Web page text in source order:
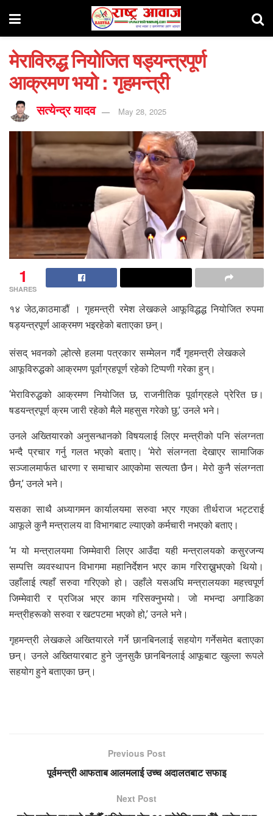
मेराविरुद्ध नियोजित षड्यन्त्रपूर्ण
आक्रमण भयो : गृहमन्त्री
सत्येन्द्र यादव May 28, 2025
1
SHARES
१४ जेठ,काठमाडौं । गृहमन्त्री रमेश लेखकले आफूविद्धद्ध नियोजित रुपमा
षड्यन्त्रपूर्ण आक्रमण भइरहेको बताएका छन्।
संसद् भवनको ल्होत्से हलमा पत्रकार सम्मेलन गर्दै गृहमन्त्री लेखकले
आफूविरुद्धको आक्रमण पूर्वाग्रहपूर्ण रहेको टिप्पणी गरेका हुन्।
‘मेराविरुद्धको आक्रमण नियोजित छ, राजनीतिक पूर्वाग्रहले प्रेरित छ।
षडयन्त्रपूर्ण क्रम जारी रहेको मैले महसुस गरेको छु,’ उनले भने।
उनले अख्तियारको अनुसन्धानको विषयलाई लिएर मन्त्रीको पनि संलग्नता
भन्दै प्रचार गर्नु गलत भएको बताए। ‘मेरो संलग्नता देखाएर सामाजिक
सञ्जालमार्फत धारणा र समाचार आएकोमा सत्यता छैन। मेरो कुनै संलग्नता
छैन,’ उनले भने।
यसका साथै अध्यागमन कार्यालयमा सरुवा भएर गएका तीर्थराज भट्टराई
आफूले कुनै मन्त्रालय वा विभागबाट ल्याएको कर्मचारी नभएको बताए।
‘म यो मन्त्रालयमा जिम्मेवारी लिएर आउँदा यही मन्त्रालयको कसुरजन्य
सम्पत्ति व्यवस्थापन विभागमा महानिर्देशन भएर काम गरिराख्नुभएको थियो।
उहाँलाई त्यहाँ सरुवा गरिएको हो। उहाँले यसअघि मन्त्रालयका महत्त्वपूर्ण
जिम्मेवारी र प्रजिअ भएर काम गरिसक्नुभयो। जो मभन्दा अगाडिका
मन्त्रीहरूको सरुवा र खटपटमा भएको हो,’ उनले भने।
गृहमन्त्री लेखकले अख्तियारले गर्ने छानबिनलाई सहयोग गर्नेसमेत बताएका
छन्। उनले अख्तियारबाट हुने जुनसुकै छानबिनलाई आफूबाट खुल्ला रूपले
सहयोग हुने बताएका छन्।
Previous Post
पूर्वमन्त्री आफताब आलमलाई उच्च अदालतबाट सफाइ
Next Post